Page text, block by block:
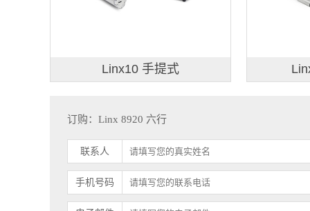
Linx10 手提式
订购：Linx 8920 六行
联系人
手机号码